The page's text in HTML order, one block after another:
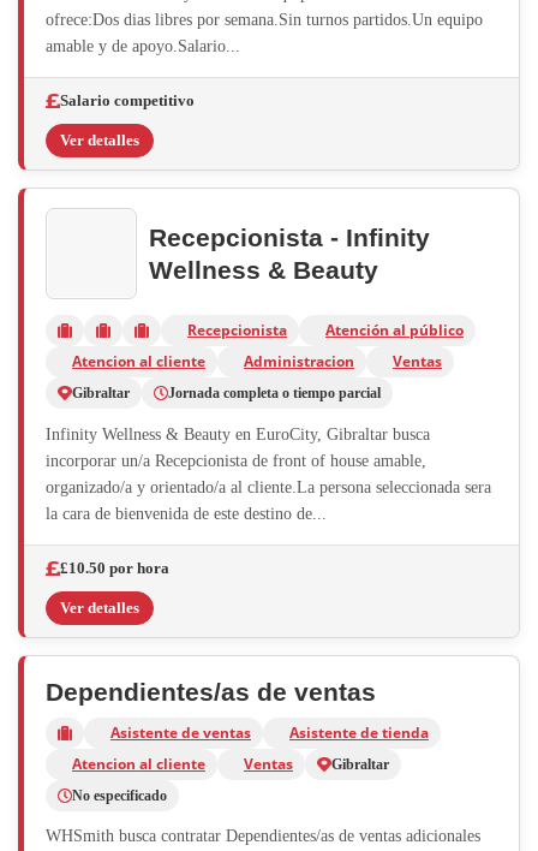
ofrece:Dos dias libres por semana.Sin turnos partidos.Un equipo
amable y de apoyo.Salario...
Salario competitivo
Ver detalles
Recepcionista - Infinity
Wellness & Beauty
Recepcionista
Atención al público
Atencion al cliente
Administracion Ventas
Gibraltar Jornada completa o tiempo parcial
Infinity Wellness & Beauty en EuroCity, Gibraltar busca
incorporar un/a Recepcionista de front of house amable,
organizado/a y orientado/a al cliente.La persona seleccionada sera
la cara de bienvenida de este destino de...
£10.50 por hora
Ver detalles
Dependientes/as de ventas
Asistente de ventas
Asistente de tienda
Atencion al cliente
Ventas
Gibraltar
No especificado
WHSmith busca contratar Dependientes/as de ventas adicionales